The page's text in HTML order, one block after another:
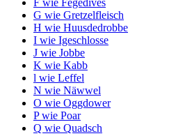
G wie Gretzelfleisch
H wie Huusdedrobbe
I wie Igeschlosse
J wie Jobbe
K wie Kabb
l wie Leffel
N wie Näwwel
O wie Oggdower
P wie Poar
Q wie Quadsch